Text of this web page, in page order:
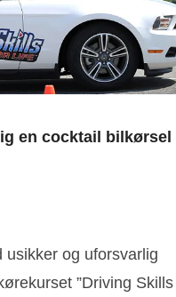
en cocktail bilkørsel
usikker og uforsvarlig
”Driving Skills